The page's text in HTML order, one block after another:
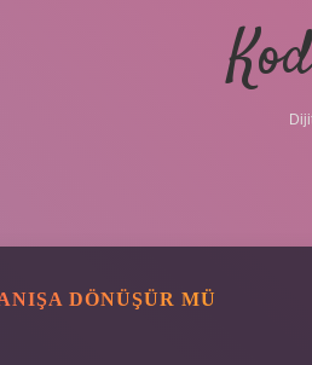
DÖNÜŞÜR MÜ